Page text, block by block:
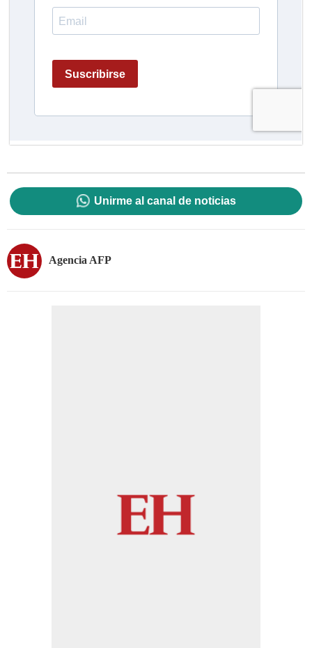
Unirme al canal de noticias
Agencia AFP